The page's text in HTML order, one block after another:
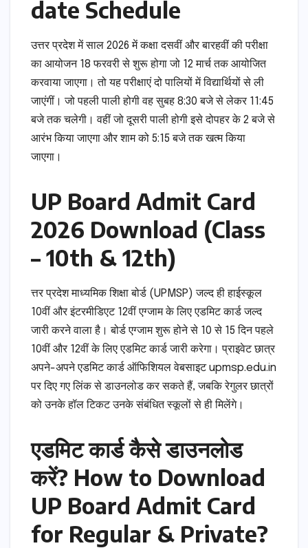
date Schedule
उत्तर प्रदेश में साल 2026 में कक्षा दसवीं और बारहवीं की परीक्षा
का आयोजन 18 फरवरी से शुरू होगा जो 12 मार्च तक आयोजित
करवाया जाएगा। तो यह परीक्षाएं दो पालियों में विद्यार्थियों से ली
जाएंगीं‌। जो पहली पाली होगी वह सुबह 8:30 बजे से लेकर 11:45
बजे तक चलेगी। वहीं जो दूसरी पाली होगी इसे दोपहर के 2 बजे से
आरंभ किया जाएगा और शाम को 5:15 बजे तक खत्म किया
जाएगा।
UP Board Admit Card
2026 Download (Class
– 10th & 12th)
त्तर प्रदेश माध्यमिक शिक्षा बोर्ड (UPMSP) जल्द ही हाईस्कूल
10वीं और इंटरमीडिएट 12वीं एग्जाम के लिए एडमिट कार्ड जल्द
जारी करने वाला है। बोर्ड एग्जाम शुरू होने से 10 से 15 दिन पहले
10वीं और 12वीं के लिए एडमिट कार्ड जारी करेगा। प्राइवेट छात्र
अपने-अपने एडमिट कार्ड ऑफिशियल वेबसाइट upmsp.edu.in
पर दिए गए लिंक से डाउनलोड कर सकते हैं, जबकि रेगुलर छात्रों
को उनके हॉल टिकट उनके संबंधित स्कूलों से ही मिलेंगे।
एडमिट कार्ड कैसे डाउनलोड
करें? How to Download
UP Board Admit Card
for Regular & Private?